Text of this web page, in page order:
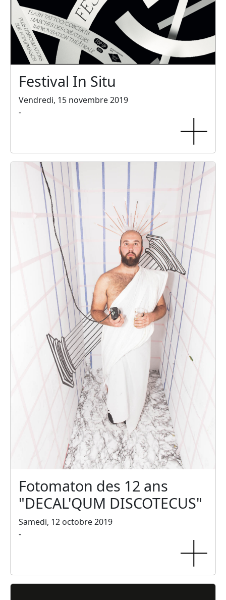
Festival In Situ
Vendredi, 15 novembre 2019
-
Fotomaton des 12 ans
"DECAL'QUM DISCOTECUS"
Samedi, 12 octobre 2019
-